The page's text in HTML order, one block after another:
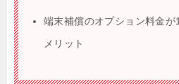
端末補償のオプション料金
メリット